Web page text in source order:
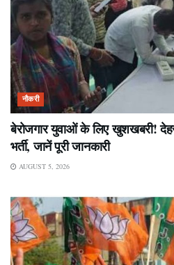
नौकरी
बेरोजगार युवाओं के लिए खुशखबरी!
भर्ती, जानें पूरी जानकारी
AUGUST 5, 2026